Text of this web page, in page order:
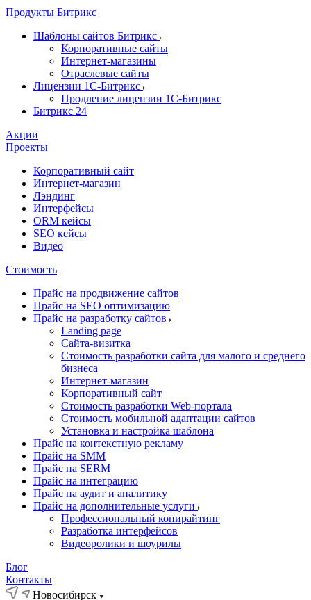
Продукты Битрикс
Шаблоны сайтов Битрикс
Корпоративные сайты
Интернет-магазины
Отраслевые сайты
Лицензии 1С-Битрикс
Продление лицензии 1С-Битрикс
Битрикс 24
Акции
Проекты
Корпоративный сайт
Интернет-магазин
Лэндинг
Интерфейсы
ORM кейсы
SEO кейсы
Видео
Стоимость
Прайс на продвижение сайтов
Прайс на SEO оптимизацию
Прайс на разработку сайтов
Landing page
Cайта-визитка
Стоимость разработки сайта для малого и среднего
бизнеса
Интернет-магазин
Корпоративный сайт
Стоимость разработки Web-портала
Стоимость мобильной адаптации сайтов
Установка и настройка шаблона
Прайс на контекстную рекламу
Прайс на SMM
Прайс на SERM
Прайс на интеграцию
Прайс на аудит и аналитику
Прайс на дополнительные услуги
Профессиональный копирайтинг
Разработка интерфейсов
Видеоролики и шоурилы
Блог
Контакты
Новосибирск